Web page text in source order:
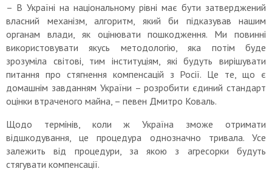
– В Україні на національному рівні має бути затверджений
власний механізм, алгоритм, який би підказував нашим
органам влади, як оцінювати пошкодження. Ми повинні
використовувати якусь методологію, яка потім буде
зрозуміла світові, тим інституціям, які будуть вирішувати
питання про стягнення компенсацій з Росії. Це те, що є
домашнім завданням України – розробити єдиний стандарт
оцінки втраченого майна, – певен Дмитро Коваль.
Щодо термінів, коли ж Україна зможе отримати
відшкодування, це процедура однозначно тривала. Усе
залежить від процедури, за якою з агресорки будуть
стягувати компенсації.